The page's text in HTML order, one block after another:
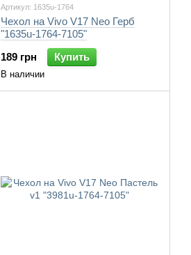
Артикул: 1635u-1764
Чехол на Vivo V17 Neo Герб
"1635u-1764-7105"
189 грн
Купить
В наличии